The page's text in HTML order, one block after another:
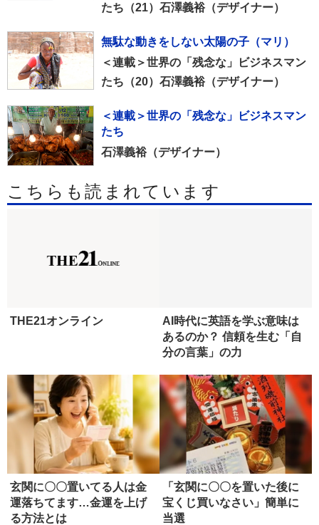
たち（21）石澤義裕（デザイナー）
無駄な動きをしない太陽の子（マリ）
＜連載＞世界の「残念な」ビジネスマン
たち（20）石澤義裕（デザイナー）
＜連載＞世界の「残念な」ビジネスマン
たち
石澤義裕（デザイナー）
こちらも読まれています
THE21オンライン
AI時代に英語を学ぶ意味は
あるのか？ 信頼を生む「自
分の言葉」の力
玄関に〇〇置いてる人は金
運落ちてます…金運を上げ
る方法とは
「玄関に〇〇を置いた後に
宝くじ買いなさい」簡単に
当選